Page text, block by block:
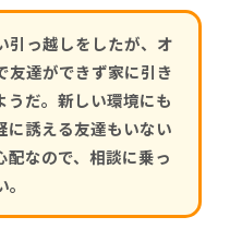
引っ越しをしたが、オ
友達ができず家に引き
うだ。新しい環境にも
に誘える友達もいない
配なので、相談に乗っ